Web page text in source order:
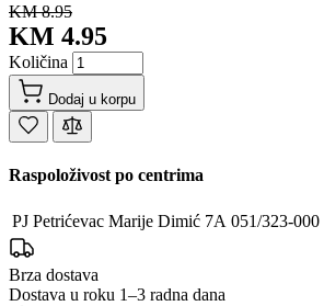
KM 8.95
KM 4.95
Količina
Dodaj u korpu
Raspoloživost po centrima
PJ Petrićevac Marije Dimić 7A 051/323-000
Brza dostava
Dostava u roku 1–3 radna dana